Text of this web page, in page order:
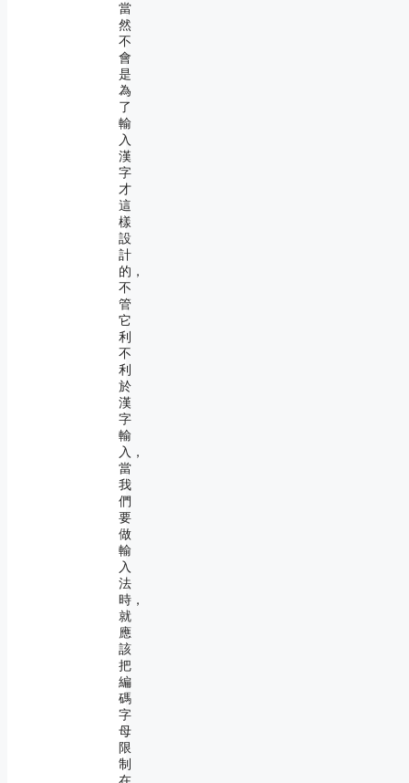
當
然
不
會
是
為
了
輸
入
漢
字
才
這
樣
設
計
的，
不
管
它
利
不
利
於
漢
字
輸
入，
當
我
們
要
做
輸
入
法
時，
就
應
該
把
編
碼
字
母
限
制